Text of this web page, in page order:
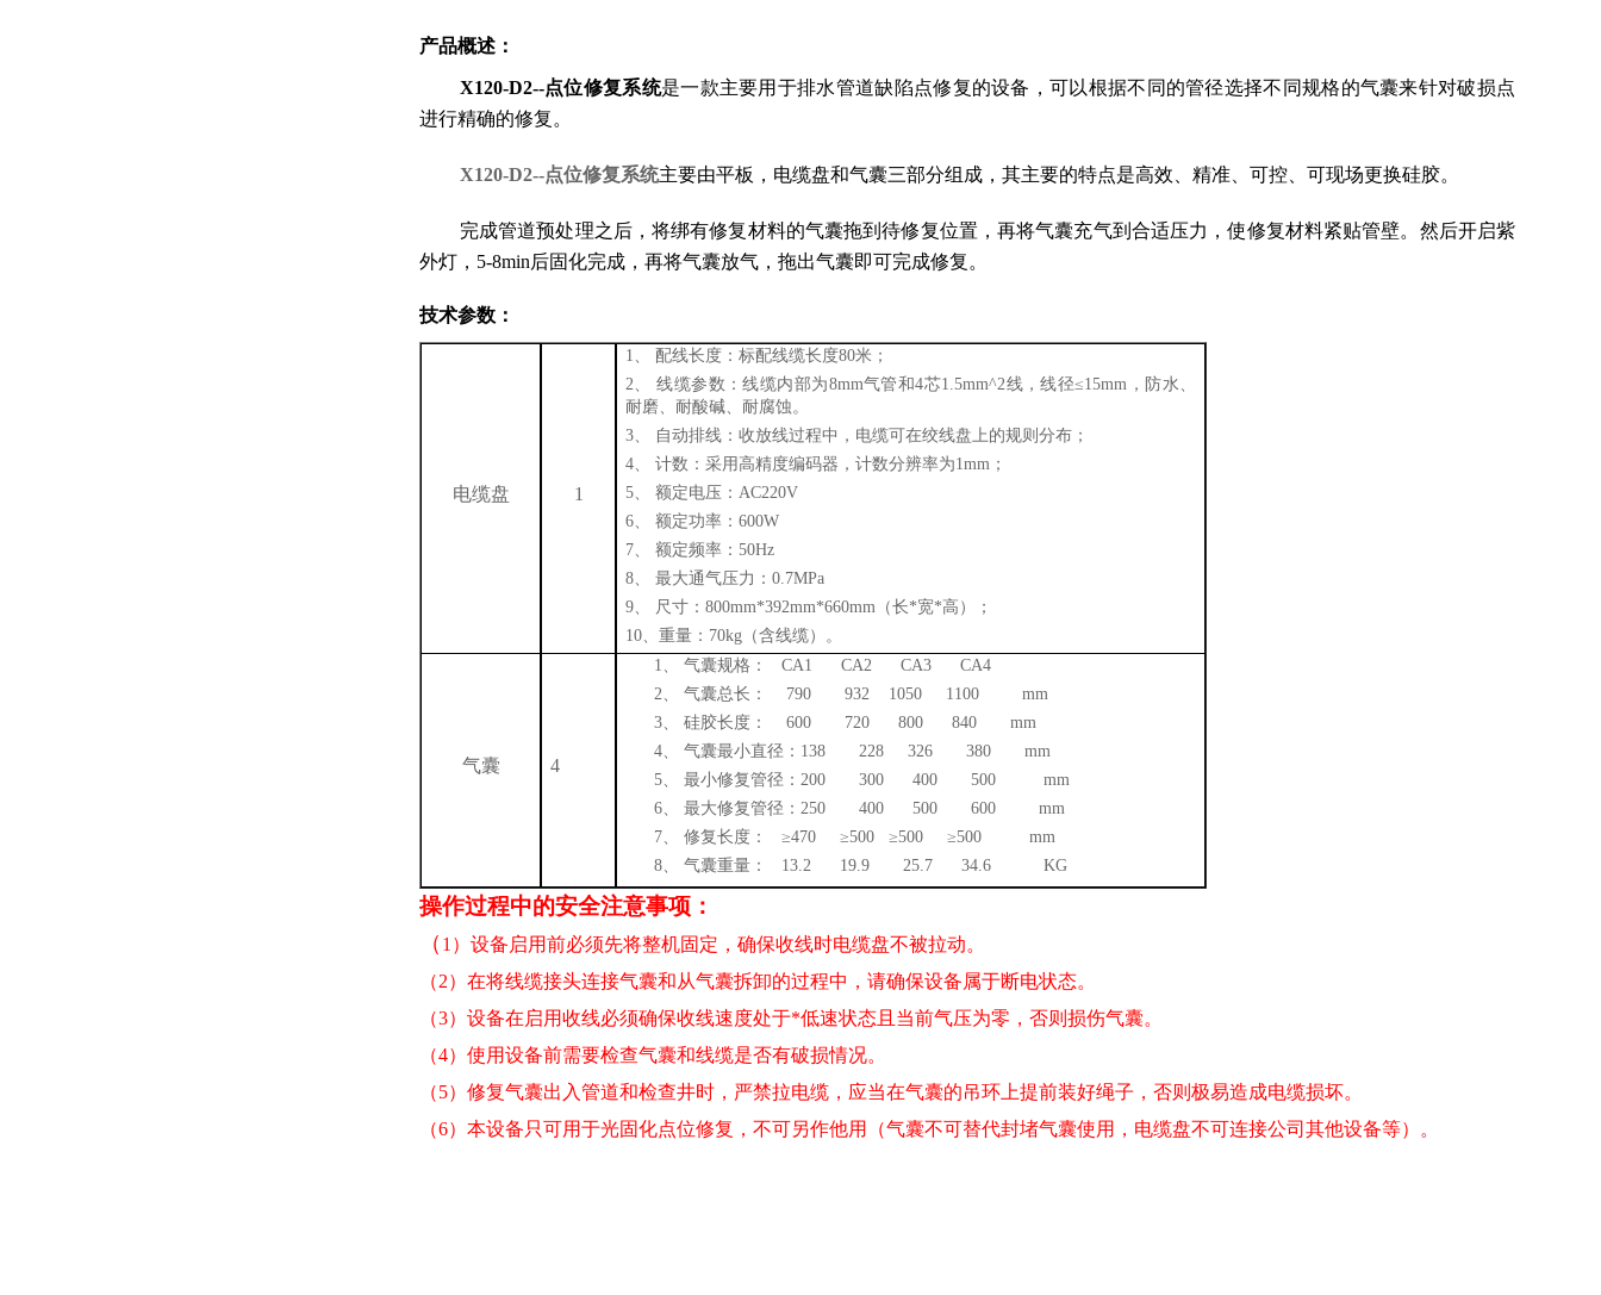
产品概述：
X120-D2--点位修复系统是一款主要用于排水管道缺陷点修复的设备，可以根据不同的管径选择不同规格的气囊来针对破损点
进行精确的修复。
X120-D2--点位修复系统主要由平板，电缆盘和气囊三部分组成，其主要的特点是高效、精准、可控、可现场更换硅胶。
完成管道预处理之后，将绑有修复材料的气囊拖到待修复位置，再将气囊充气到合适压力，使修复材料紧贴管壁。然后开启紫
外灯， 5-8min后固化完成，再将气囊放气，拖出气囊即可完成修复。
技术参数：
电缆盘 1
1、 配线长度：标配线缆长度80米；
2、
线缆参数：线缆内部为8mm气管和4芯1.5mm^2线，线径≤15mm，防水、
耐磨、耐酸碱、耐腐蚀。
3、
自动排线：收放线过程中，电缆可在绞线盘上的规则分布；
4、
计数：采用高精度编码器，计数分辨率为1mm；
5、
额定电压： AC220V
6、
额定功率： 600W
7、
额定频率： 50Hz
8、
最大通气压力： 0.7MPa
9、
尺寸： 800mm*392mm*660mm（长*宽*高）；
10、重量：70kg（含线缆）。
气囊 4
1、 气囊规格： CA1 CA2 CA3 CA4
2、 气囊总长： 790 932 1050 1100
mm
3、 硅胶长度： 600 720 800 840
mm
4、 气囊最小直径： 138 228 326 380
mm
5、 最小修复管径： 200 300 400 500
mm
6、 最大修复管径： 250 400 500 600
mm
7、 修复长度： ≥470 ≥500 ≥500 ≥500
mm
8、 气囊重量： 13.2 19.9 25.7 34.6 KG
操作过程中的安全注意事项：
（ 1）设备启用前必须先将整机固定，确保收线时电缆盘不被拉动。
（2）在将线缆接头连接气囊和从气囊拆卸的过程中，请确保设备属于断电状态。
（3） 设备在启用收线必须确保收线速度处于*低速状态且当前气压为零，否则损伤气囊。
（4） 使用设备前需要检查气囊和线缆是否有破损情况。
（5） 修复气囊出入管道和检查井时，严禁拉电缆，应当在气囊的吊环上提前装好绳子，否则极易造成电缆损坏。
（6）本设备只可用于光固化点位修复，不可另作他用（气囊不可替代封堵气囊使用，电缆盘不可连接公司其他设备等）。